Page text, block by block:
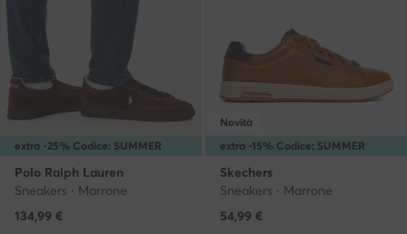
extra -25% Codice: SUMMER
Polo Ralph Lauren
Sneakers · Marrone
134,99 €
extra -15% Codice: SUMMER
Novità
Skechers
Sneakers · Marrone
54,99 €